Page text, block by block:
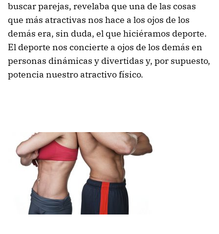
buscar parejas, revelaba que una de las cosas
que más atractivas nos hace a los ojos de los
demás era, sin duda, el que hiciéramos deporte.
El deporte nos concierte a ojos de los demás en
personas dinámicas y divertidas y, por supuesto,
potencia nuestro atractivo físico.